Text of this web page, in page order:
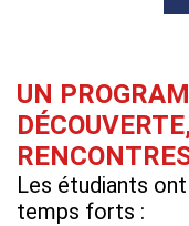
UN
Les étudiants
temps forts :